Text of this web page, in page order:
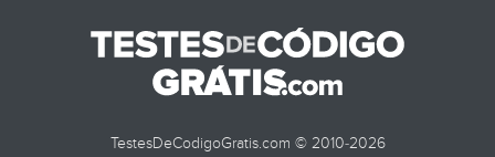
TestesDeCodigoGratis.com © 2010-2026